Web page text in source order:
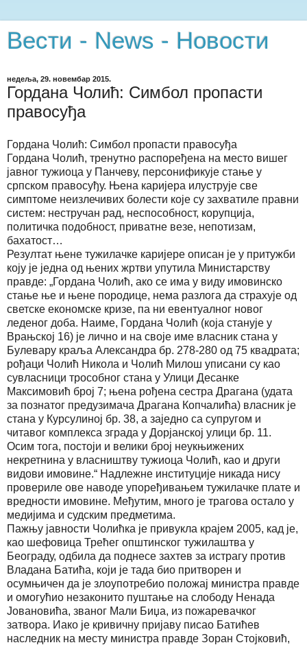
Вести - News - Новости
недеља, 29. новембар 2015.
Гордана Чолић: Симбол пропасти
правосуђа
Гордана Чолић: Симбол пропасти правосуђа
Гордана Чолић, тренутно распоређена на место вишег
јавног тужиоца у Панчеву, персонификује стање у
српском правосуђу. Њена каријера илуструје све
симптоме неизлечивих болести које су захватиле правни
систем: нестручан рад, неспособност, корупција,
политичка подобност, приватне везе, непотизам,
бахатост…
Резултат њене тужилачке каријере описан је у притужби
коју је једна од њених жртви упутила Министарству
правде: „Гордана Чолић, ако се има у виду имовинско
стање ње и њене породице, нема разлога да страхује од
светске економске кризе, па ни евентуалног новог
леденог доба. Наиме, Гордана Чолић (која станује у
Врањској 16) је лично и на своје име власник стана у
Булевару краља Александра бр. 278-280 од 75 квадрата;
рођаци Чолић Никола и Чолић Милош уписани су као
сувласници трособног стана у Улици Десанке
Максимовић број 7; њена рођена сестра Драгана (удата
за познатог предузимача Драгана Копчалића) власник је
стана у Курсулиној бр. 38, а заједно са супругом и
читавог комплекса зграда у Дорјанској улици бр. 11.
Осим тога, постоји и велики број неукњижених
некретнина у власништву тужиоца Чолић, као и други
видови имовине.“ Надлежне институције никада нису
провериле ове наводе упоређивањем тужилачке плате и
вредности имовине. Међутим, много је трагова остало у
медијима и судским предметима.
Пажњу јавности Чолићка је привукла крајем 2005, кад је,
као шефовица Трећег општинског тужилаштва у
Београду, одбила да поднесе захтев за истрагу против
Владана Батића, који је тада био притворен и
осумњичен да је злоупотребио положај министра правде
и омогућио незаконито пуштање на слободу Ненада
Јовановића, званог Мали Биџа, из пожаревачког
затвора. Иако је кривичну пријаву писао Батићев
наследник на месту министра правде Зоран Стојковић,